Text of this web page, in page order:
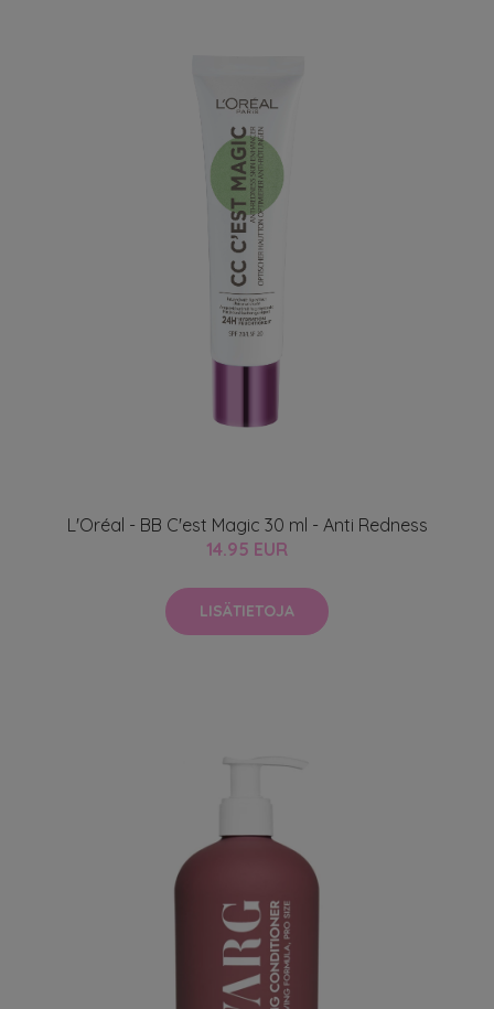
L'Oréal - BB C'est Magic 30 ml - Anti Redness
14.95 EUR
LISÄTIETOJA